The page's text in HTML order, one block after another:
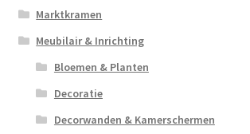
Marktkramen
Meubilair & Inrichting
Bloemen & Planten
Decoratie
Decorwanden & Kamerschermen